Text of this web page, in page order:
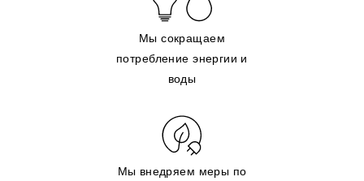
Мы сокращаем
потребление энергии и
воды
Мы внедряем меры по